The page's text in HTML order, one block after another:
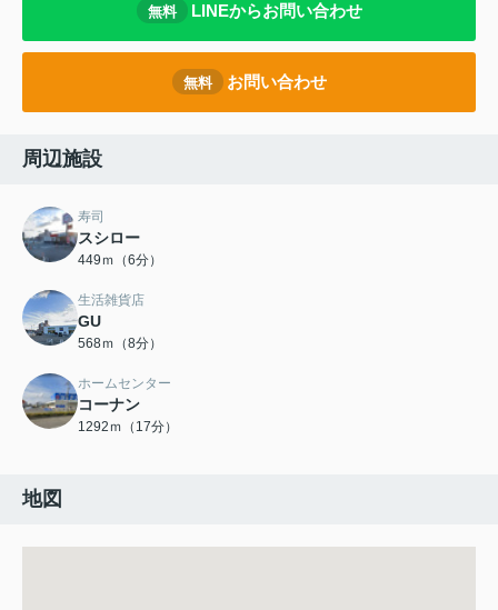
無料 LINEからお問い合わせ
無料 お問い合わせ
周辺施設
寿司
スシロー
449ｍ（6分）
生活雑貨店
GU
568ｍ（8分）
ホームセンター
コーナン
1292ｍ（17分）
地図